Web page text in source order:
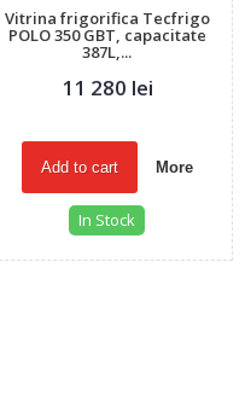
Vitrina frigorifica Tecfrigo
POLO 350 GBT, capacitate
387L,...
11 280 lei
Add to cart More
In Stock